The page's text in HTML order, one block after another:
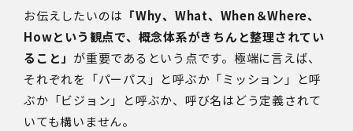
お伝えしたいのは 「Why、What、When＆Where、
Howという観点で、概念体系がきちんと整理されてい
ること」 が重要であるという点です。極端に言えば、
それぞれを「パーパス」と呼ぶか「ミッション」と呼
ぶか「ビジョン」と呼ぶか、呼び名はどう定義されて
いても構いません。